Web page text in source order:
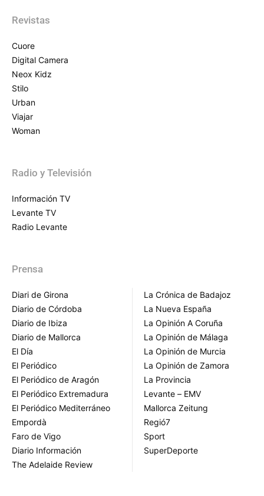
Revistas
Cuore
Digital Camera
Neox Kidz
Stilo
Urban
Viajar
Woman
Radio y Televisión
Información TV
Levante TV
Radio Levante
Prensa
Diari de Girona
Diario de Córdoba
Diario de Ibiza
Diario de Mallorca
El Día
El Periódico
El Periódico de Aragón
El Periódico Extremadura
El Periódico Mediterráneo
Empordà
Faro de Vigo
Diario Información
The Adelaide Review
La Crónica de Badajoz
La Nueva España
La Opinión A Coruña
La Opinión de Málaga
La Opinión de Murcia
La Opinión de Zamora
La Provincia
Levante – EMV
Mallorca Zeitung
Regió7
Sport
SuperDeporte